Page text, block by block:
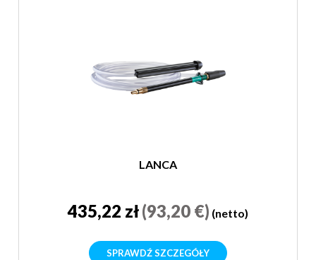
LANCA
435,22 zł(93,20 €) (netto)
SPRAWDŹ SZCZEGÓŁY